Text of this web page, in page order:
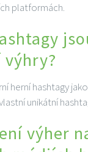
platformách.
herní hashtagy
unikátní
výher